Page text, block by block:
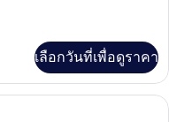
เลือกวันที่เพื่อดูราคา
กรวม, หอพักรวม | ห้องเก็บเสียง,